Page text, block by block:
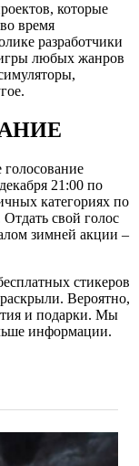
которые
время
разработчики
игры любых жанров
21:00 по
категориях по
Отдать свой голос
зимней акции –
стикеров
Вероятно,
и подарки. Мы
информации.